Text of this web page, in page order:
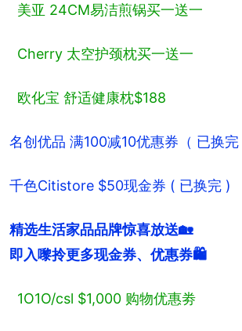
美亚 24CM易洁煎锅买一送一
Cherry 太空护颈枕买一送一
欧化宝 舒适健康枕$188
名创优品 满100减10优惠券（ 已换完
千色Citistore $50现金券 ( 已换完 )
精选生活家品品牌惊喜放送🏡
即入嚟拎更多现金券、优惠券🛍️
1O1O/csl $1,000 购物优惠劵